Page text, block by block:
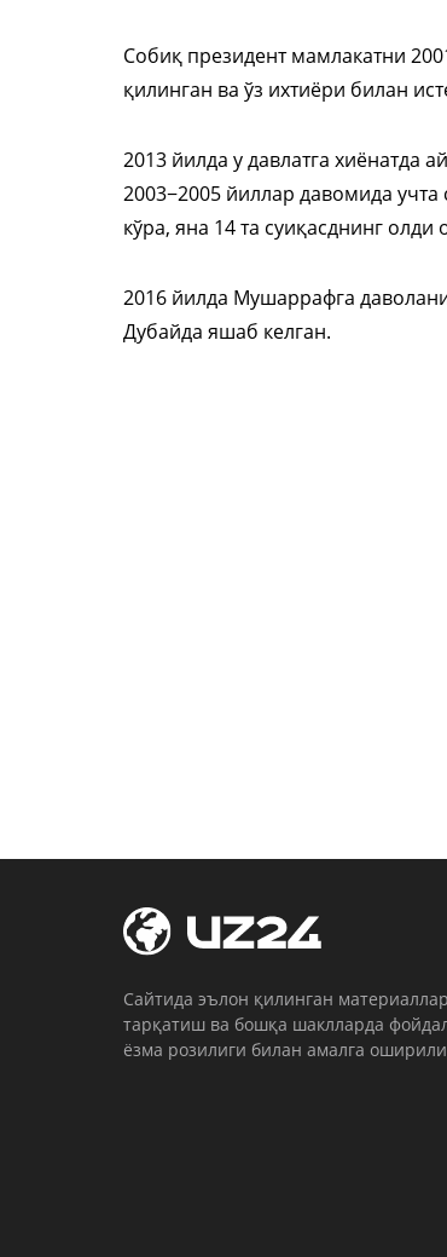
Собиқ президент мамлакатни
қилинган ва ўз ихтиёри билан
2013 йилда у давлатга хиёнатда
2003−2005 йиллар давомида
кўра, яна 14 та суиқасднинг олди
2016 йилда Мушаррафга
Дубайда яшаб келган.
Cайтида эълон қилинган
тарқатиш ва бошқа шаклларда
ёзма розилиги билан амалга